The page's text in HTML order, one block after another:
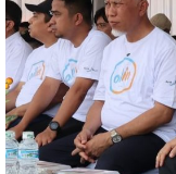
r
M
u
h
i
d
i
D
o